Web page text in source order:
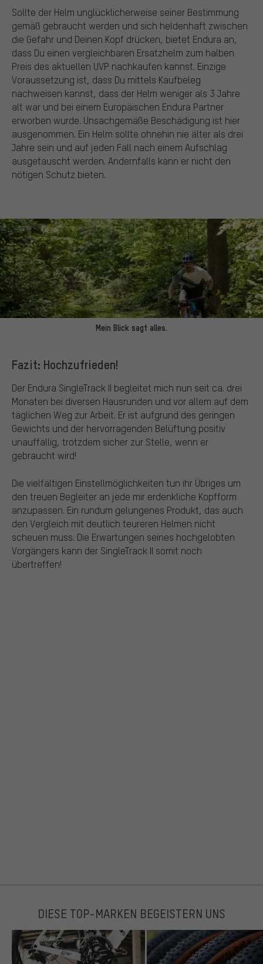
Sollte der Helm unglücklicherweise seiner Bestimmung
gemäß gebraucht werden und sich heldenhaft zwischen
die Gefahr und Deinen Kopf drücken, bietet Endura an,
dass Du einen vergleichbaren Ersatzhelm zum halben
Preis des aktuellen UVP nachkaufen kannst. Einzige
Voraussetzung ist, dass Du mittels Kaufbeleg
nachweisen kannst, dass der Helm weniger als 3 Jahre
alt war und bei einem Europäischen Endura Partner
erworben wurde. Unsachgemäße Beschädigung ist hier
ausgenommen. Ein Helm sollte ohnehin nie älter als drei
Jahre sein und auf jeden Fall nach einem Aufschlag
ausgetauscht werden. Andernfalls kann er nicht den
nötigen Schutz bieten.
Mein Blick sagt alles.
Fazit: Hochzufrieden!
Der Endura SingleTrack II begleitet mich nun seit ca. drei
Monaten bei diversen Hausrunden und vor allem auf dem
täglichen Weg zur Arbeit. Er ist aufgrund des geringen
Gewichts und der hervorragenden Belüftung positiv
unauffällig, trotzdem sicher zur Stelle, wenn er
gebraucht wird!
Die vielfältigen Einstellmöglichkeiten tun ihr Übriges um
den treuen Begleiter an jede mir erdenkliche Kopfform
anzupassen. Ein rundum gelungenes Produkt, das auch
den Vergleich mit deutlich teureren Helmen nicht
scheuen muss. Die Erwartungen seines hochgelobten
Vorgängers kann der SingleTrack II somit noch
übertreffen!
DIESE TOP-MARKEN BEGEISTERN UNS